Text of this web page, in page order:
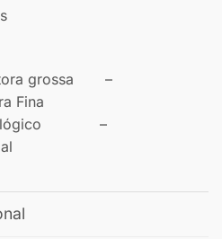
grossa –
Fina
lógico –